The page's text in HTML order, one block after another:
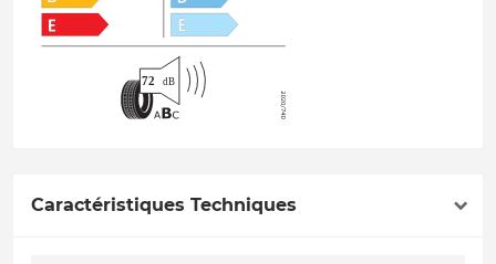
Caractéristiques Techniques